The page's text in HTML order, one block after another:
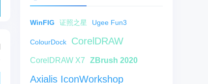
WinFIG 证照之星 Ugee Fun3
ColourDock CorelDRAW
CorelDRAW X7 ZBrush 2020
Axialis IconWorkshop